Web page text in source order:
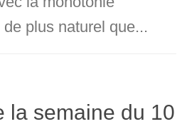
plus naturel que...
la semaine du 10